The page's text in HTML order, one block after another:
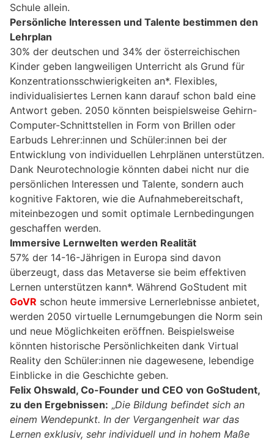
Schule allein.
Persönliche Interessen und Talente bestimmen den
Lehrplan
30% der deutschen und 34% der österreichischen
Kinder geben langweiligen Unterricht als Grund für
Konzentrationsschwierigkeiten an*. Flexibles,
individualisiertes Lernen kann darauf schon bald eine
Antwort geben. 2050 könnten beispielsweise Gehirn-
Computer-Schnittstellen in Form von Brillen oder
Earbuds Lehrer:innen und Schüler:innen bei der
Entwicklung von individuellen Lehrplänen unterstützen.
Dank Neurotechnologie könnten dabei nicht nur die
persönlichen Interessen und Talente, sondern auch
kognitive Faktoren, wie die Aufnahmebereitschaft,
miteinbezogen und somit optimale Lernbedingungen
geschaffen werden.
Immersive Lernwelten werden Realität
57% der 14-16-Jährigen in Europa sind davon
überzeugt, dass das Metaverse sie beim effektiven
Lernen unterstützen kann*. Während GoStudent mit
GoVR schon heute immersive Lernerlebnisse anbietet,
werden 2050 virtuelle Lernumgebungen die Norm sein
und neue Möglichkeiten eröffnen. Beispielsweise
könnten historische Persönlichkeiten dank Virtual
Reality den Schüler:innen nie dagewesene, lebendige
Einblicke in die Geschichte geben.
Felix Ohswald, Co-Founder und CEO von GoStudent,
zu den Ergebnissen: „Die Bildung befindet sich an
einem Wendepunkt. In der Vergangenheit war das
Lernen exklusiv, sehr individuell und in hohem Maße